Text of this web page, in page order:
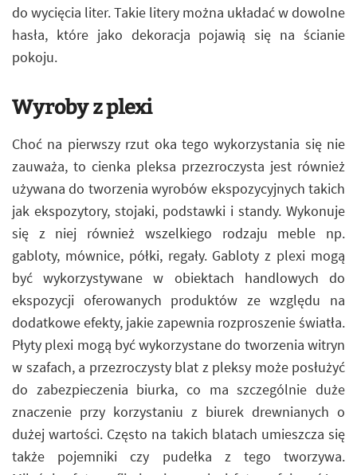
do wycięcia liter. Takie litery można układać w dowolne
hasła, które jako dekoracja pojawią się na ścianie
pokoju.
Wyroby z plexi
Choć na pierwszy rzut oka tego wykorzystania się nie
zauważa, to cienka pleksa przezroczysta jest również
używana do tworzenia wyrobów ekspozycyjnych takich
jak ekspozytory, stojaki, podstawki i standy. Wykonuje
się z niej również wszelkiego rodzaju meble np.
gabloty, mównice, półki, regały. Gabloty z plexi mogą
być wykorzystywane w obiektach handlowych do
ekspozycji oferowanych produktów ze względu na
dodatkowe efekty, jakie zapewnia rozproszenie światła.
Płyty plexi mogą być wykorzystane do tworzenia witryn
w szafach, a przezroczysty blat z pleksy może posłużyć
do zabezpieczenia biurka, co ma szczególnie duże
znaczenie przy korzystaniu z biurek drewnianych o
dużej wartości. Często na takich blatach umieszcza się
także pojemniki czy pudełka z tego tworzywa.